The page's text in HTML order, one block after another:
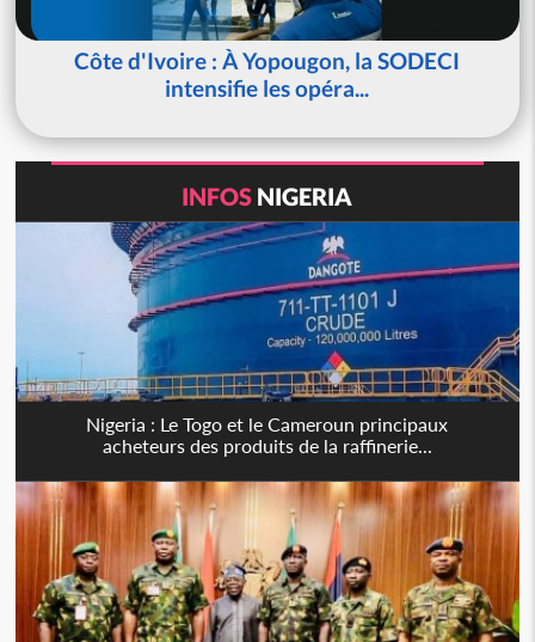
Côte d'Ivoire : À Yopougon, la SODECI
intensifie les opéra...
INFOS NIGERIA
Nigeria : Le Togo et le Cameroun principaux
acheteurs des produits de la raffinerie...